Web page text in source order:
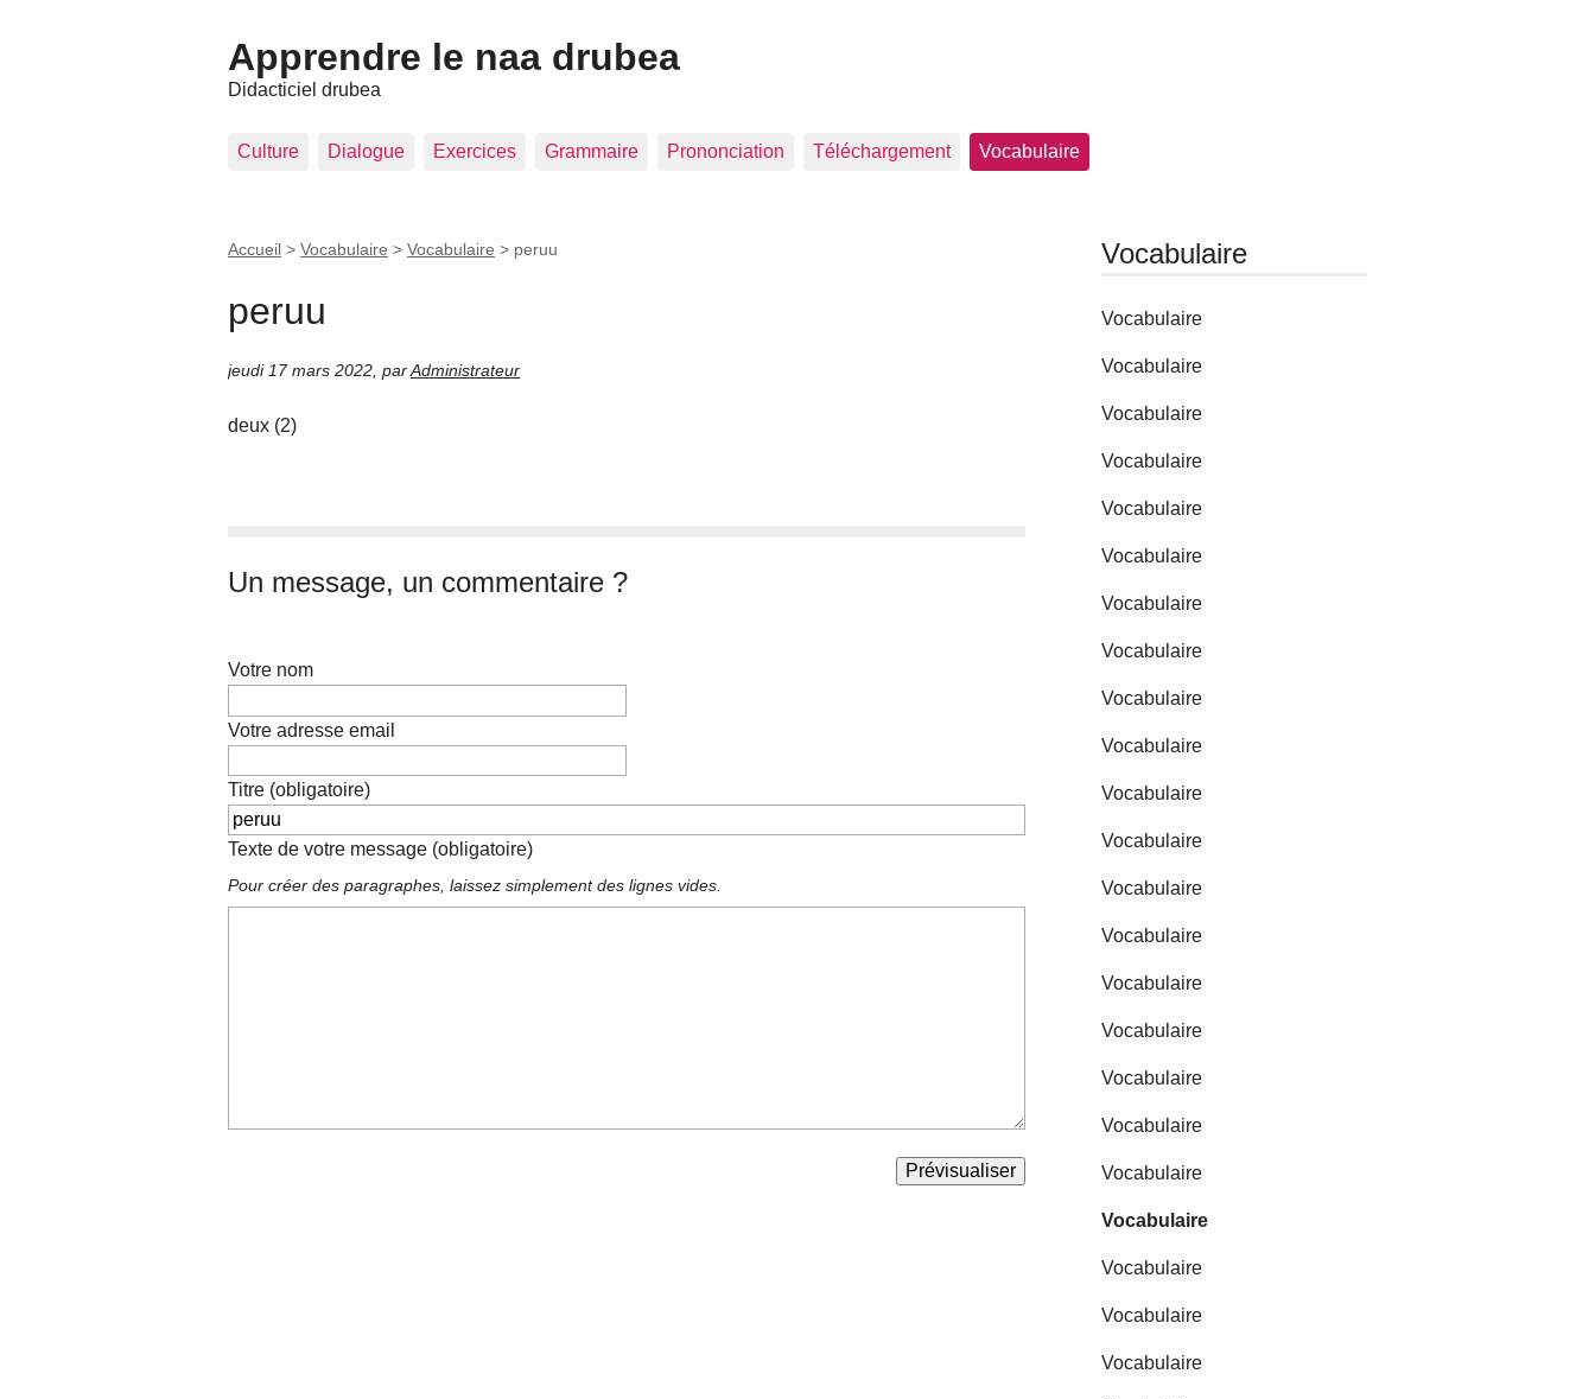
Apprendre le naa drubea
Didacticiel drubea
Culture Dialogue Exercices Grammaire Prononciation Téléchargement Vocabulaire
Accueil > Vocabulaire > Vocabulaire > peruu
peruu
jeudi 17 mars 2022 parAdministrateur
deux (2)
Un message, un commentaire ?
Votre nom
Votre adresse email
Titre (obligatoire)
Texte de votre message (obligatoire)
Pour créer des paragraphes, laissez simplement des lignes vides.
Vocabulaire
Vocabulaire
Vocabulaire
Vocabulaire
Vocabulaire
Vocabulaire
Vocabulaire
Vocabulaire
Vocabulaire
Vocabulaire
Vocabulaire
Vocabulaire
Vocabulaire
Vocabulaire
Vocabulaire
Vocabulaire
Vocabulaire
Vocabulaire
Vocabulaire
Vocabulaire
Vocabulaire
Vocabulaire
Vocabulaire
Vocabulaire